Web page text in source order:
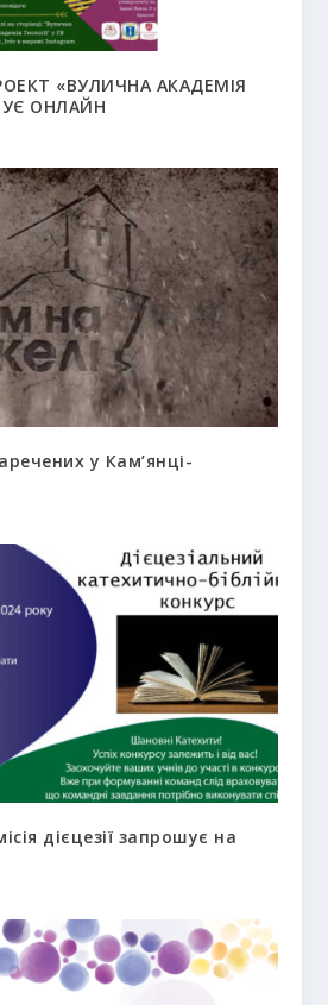
«ВУЛИЧНА АКАДЕМІЯ
ОНЛАЙН
у Кам’янці-
дієцезії запрошує на